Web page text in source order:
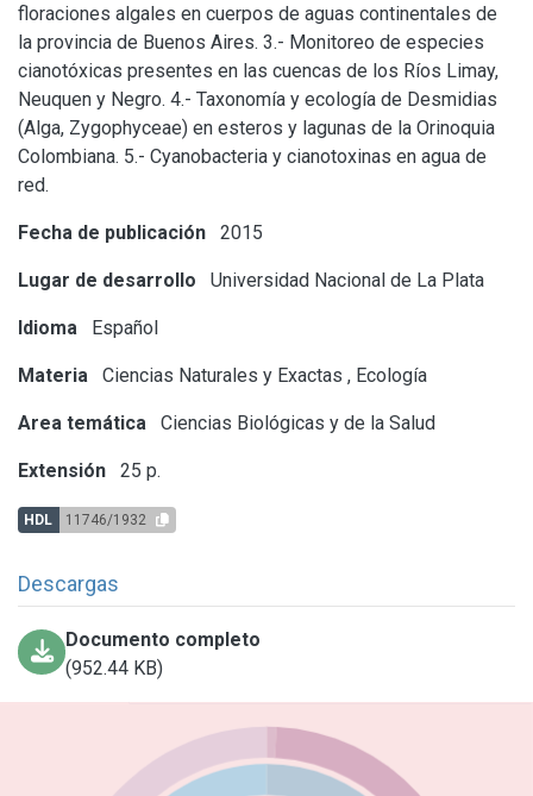
floraciones algales en cuerpos de aguas continentales de
la provincia de Buenos Aires. 3.- Monitoreo de especies
cianotóxicas presentes en las cuencas de los Ríos Limay,
Neuquen y Negro. 4.- Taxonomía y ecología de Desmidias
(Alga, Zygophyceae) en esteros y lagunas de la Orinoquia
Colombiana. 5.- Cyanobacteria y cianotoxinas en agua de
red.
Fecha de publicación 2015
Lugar de desarrollo Universidad Nacional de La Plata
Idioma Español
Materia Ciencias Naturales y Exactas , Ecología
Area temática Ciencias Biológicas y de la Salud
Extensión 25 p.
HDL 11746/1932
Descargas
Documento completo
(952.44 KB)